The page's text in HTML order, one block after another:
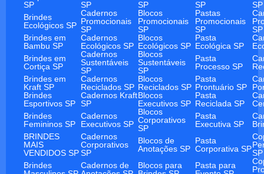
SP
SP
SP
SP
SP
Brindes
Ecológicos SP
Cadernos
Promocionais
SP
Blocos
Promocionais
SP
Pastas
Promocionais
SP
SP
Brindes em
Bambu SP
Cadernos
Ecológicos SP
Blocos
Ecológicos SP
Pasta
Ecológica SP
Brindes em
Cortiça SP
Cadernos
Sustentáveis
SP
Blocos
Sustentáveis
SP
Pasta
Processo SP
Brindes em
Kraft SP
Cadernos
Reciclados SP
Blocos
Reciclados SP
Pasta
Prontuário SP
Brindes
Esportivos SP
Cadernos Kraft
SP
Blocos
Executivos SP
Pasta
Reciclada SP
Brindes
Femininos SP
Cadernos
Executivos SP
Blocos
Corporativos
SP
Pasta
Executiva SP
BRINDES
MAIS
VENDIDOS SP
Cadernos
Corporativos
SP
Blocos de
Anotações SP
Pasta
Corporativa SPSP
Brindes
Cadernos de
Blocos para
Pasta para